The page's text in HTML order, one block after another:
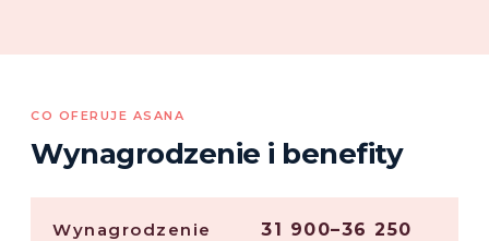
CO OFERUJE ASANA
Wynagrodzenie i benefity
Wynagrodzenie
31 900–36 250